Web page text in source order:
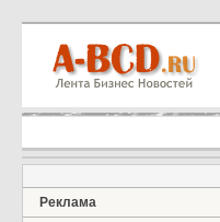
Реклама